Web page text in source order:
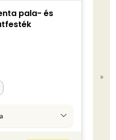
pala- és
»